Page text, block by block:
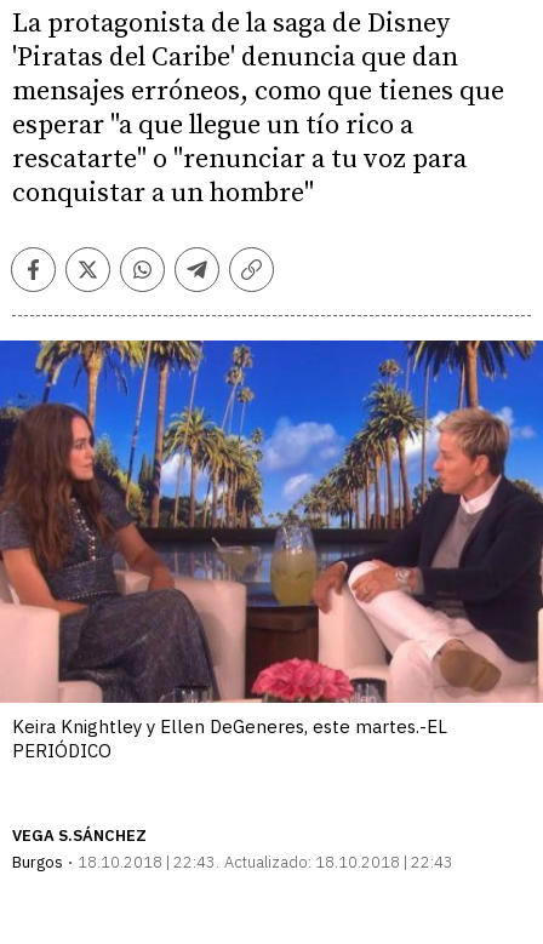
La protagonista de la saga de Disney
'Piratas del Caribe' denuncia que dan
mensajes erróneos, como que tienes que
esperar "a que llegue un tío rico a
rescatarte" o "renunciar a tu voz para
conquistar a un hombre"
FacebookTwitterWhatsappTelegramCopiar
Keira Knightley y Ellen DeGeneres, este martes.-EL
PERIÓDICO
VEGA S.SÁNCHEZ
Burgos
18.10.2018 | 22:43 Actualizado: 18.10.2018 | 22:43